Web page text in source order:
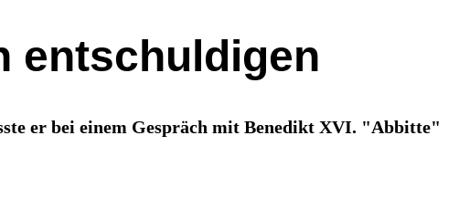
entschuldigen
er bei einem Gespräch mit Benedikt XVI. "Abbitte"